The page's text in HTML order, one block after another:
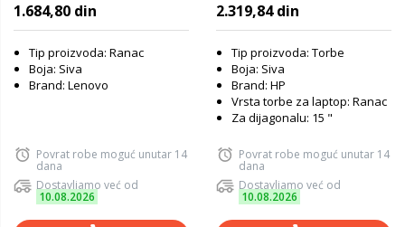
1.684,80 din
Tip proizvoda: Ranac
Boja: Siva
Brand: Lenovo
Povrat robe moguć unutar 14
dana
Dostavljamo već od
10.08.2026
2.319,84 din
Tip proizvoda: Torbe
Boja: Siva
Brand: HP
Vrsta torbe za laptop: Ranac
Za dijagonalu: 15 "
Povrat robe moguć unutar 14
dana
Dostavljamo već od
10.08.2026